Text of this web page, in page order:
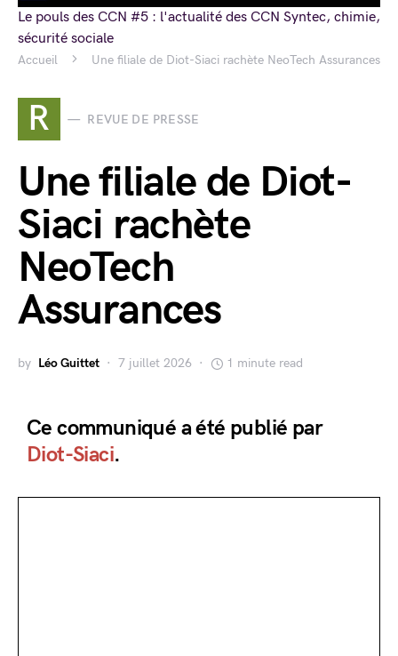
Accueil Une filiale de Diot-Siaci rachète NeoTech Assurances
R REVUE DE PRESSE
Une filiale de Diot-
Siaci rachète
NeoTech
Assurances
by Léo Guittet 7 juillet 2026 1 minute read
Ce communiqué a été publié par
Diot-Siaci.
Le pouls des CCN #5 : l'actualité des CCN Syntec, chimie,
sécurité sociale